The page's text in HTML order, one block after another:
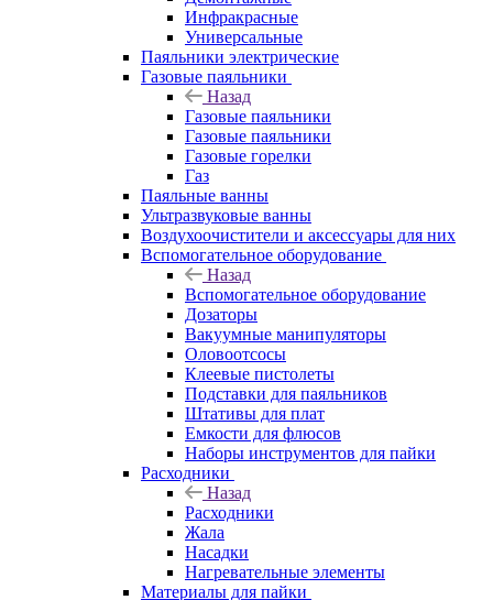
Инфракрасные
Универсальные
Паяльники электрические
Газовые паяльники
Назад
Газовые паяльники
Газовые паяльники
Газовые горелки
Газ
Паяльные ванны
Ультразвуковые ванны
Воздухоочистители и аксессуары для них
Вспомогательное оборудование
Назад
Вспомогательное оборудование
Дозаторы
Вакуумные манипуляторы
Оловоотсосы
Клеевые пистолеты
Подставки для паяльников
Штативы для плат
Емкости для флюсов
Наборы инструментов для пайки
Расходники
Назад
Расходники
Жала
Насадки
Нагревательные элементы
Материалы для пайки